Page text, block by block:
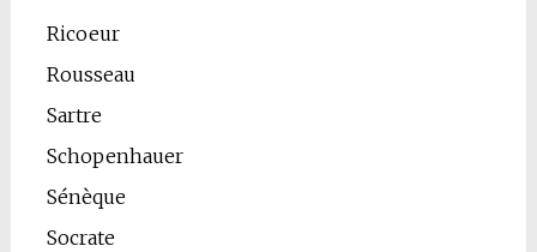
Ricoeur
Rousseau
Sartre
Schopenhauer
Sénèque
Socrate